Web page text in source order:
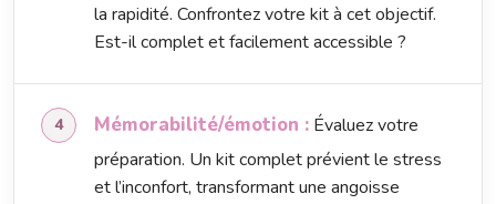
la rapidité. Confrontez votre kit à cet objectif.
Est-il complet et facilement accessible ?
Mémorabilité/émotion : Évaluez votre
préparation. Un kit complet prévient le stress
et l’inconfort, transformant une angoisse